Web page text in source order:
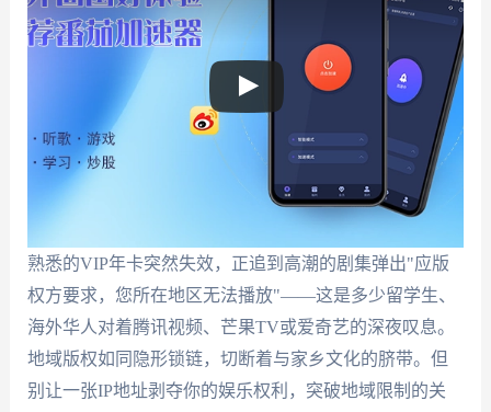
熟悉的VIP年卡突然失效，正追到高潮的剧集弹出"应版
权方要求，您所在地区无法播放"——这是多少留学生、
海外华人对着腾讯视频、芒果TV或爱奇艺的深夜叹息。
地域版权如同隐形锁链，切断着与家乡文化的脐带。但
别让一张IP地址剥夺你的娱乐权利，突破地域限制的关